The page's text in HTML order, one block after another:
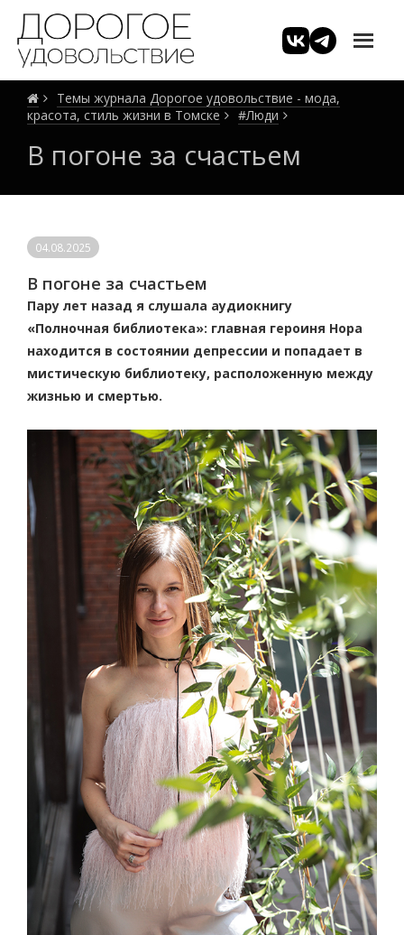
Темы журнала Дорогое удовольствие - мода,
красота, стиль жизни в Томске
#Люди
В погоне за счастьем
04.08.2025
В погоне за счастьем
Пару лет назад я слушала аудиокнигу
«Полночная библиотека»: главная героиня Нора
находится в состоянии депрессии и попадает в
мистическую библиотеку, расположенную между
жизнью и смертью.